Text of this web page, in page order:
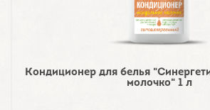
Кондиционер для белья
молочко" 1 л